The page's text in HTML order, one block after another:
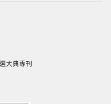
大典專刊